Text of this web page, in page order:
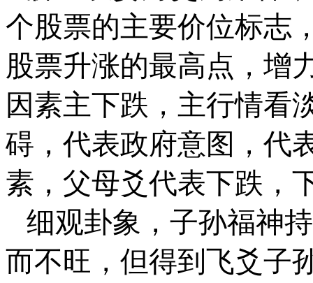
个股票的主要价位标志
股票升涨的最高点，增
因素主下跌，主行情看
碍，代表政府意图，代
素，父母爻代表下跌，
细观卦象，子孙福神
而不旺，但得到飞爻子